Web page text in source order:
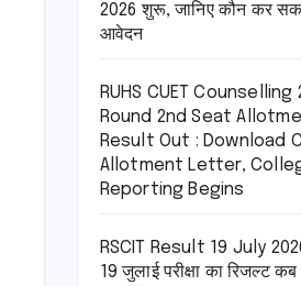
2026 शुरू, जानिए कौन कर
आवेदन
RUHS CUET Counselling
Round 2nd Seat
Result Out : Download
Allotment Letter,
Reporting Begins
RSCIT Result 19 July
19 जुलाई परीक्षा का रिजल्ट